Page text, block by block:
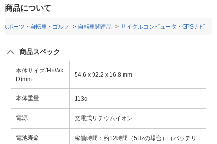
商品について
スポーツ・自転車・ゴルフ 自転車関連品 サイクルコンピュータ・GPSナビ
商品スペック
本体サイズ(H×W×
D)mm
54.6 x 92.2 x 16.8 mm
本体重量 113g
電源 充電式リチウムイオン
電池寿命
稼働時間：約12時間（5Hzの場合）（バッテリ